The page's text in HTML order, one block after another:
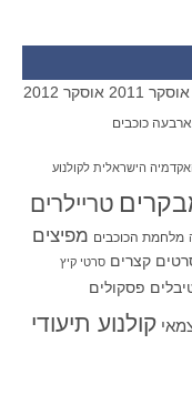
אוסקר 2011 אוסקר 2012
ארבעה כוכבים
הישראלית לקולנוע
טריילרים
מלחמת הכוכבים מפיצים
קצרים סרטי קיץ
פסקולים
קולנוע תיעודי